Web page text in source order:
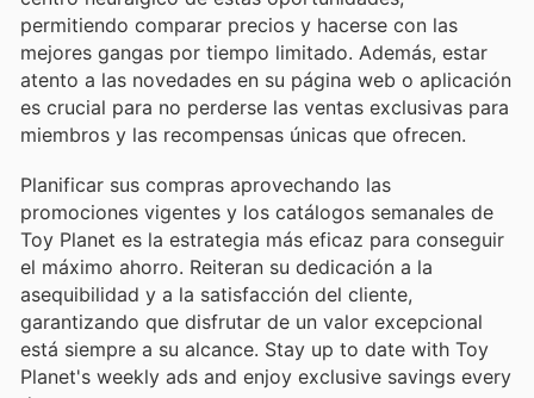
permitiendo comparar precios y hacerse con las
mejores gangas por tiempo limitado. Además, estar
atento a las novedades en su página web o aplicación
es crucial para no perderse las ventas exclusivas para
miembros y las recompensas únicas que ofrecen.
Planificar sus compras aprovechando las
promociones vigentes y los catálogos semanales de
Toy Planet es la estrategia más eficaz para conseguir
el máximo ahorro. Reiteran su dedicación a la
asequibilidad y a la satisfacción del cliente,
garantizando que disfrutar de un valor excepcional
está siempre a su alcance. Stay up to date with Toy
Planet's weekly ads and enjoy exclusive savings every